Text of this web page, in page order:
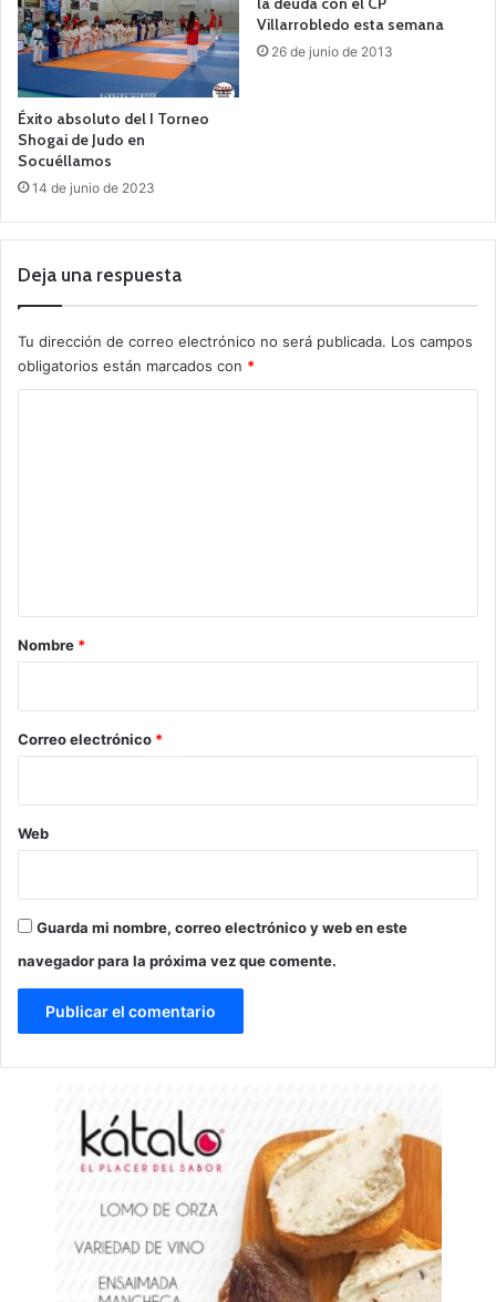
Éxito absoluto del I Torneo
Shogai de Judo en
Socuéllamos
14 de junio de 2023
Villarrobledo esta semana
26 de junio de 2013
Deja una respuesta
Tu dirección de correo electrónico no será publicada. Los campos
obligatorios están marcados con *
r
*
Nombre *
Correo electrónico *
Web
Guarda mi nombre, correo electrónico y web en este
navegador para la próxima vez que comente.